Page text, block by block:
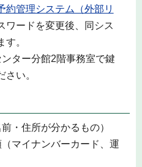
約管理システム（外部リ
ワードを変更後、同シス
。
ター分館2階事務室で鍵
い。
・住所が分かるもの）
マイナンバーカード、運